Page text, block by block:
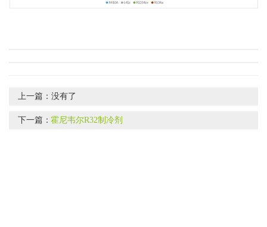
上一篇： 没有了
下一篇：霍尼韦尔R32制冷剂